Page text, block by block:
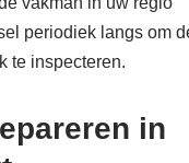
periodiek langs om
te inspecteren.
in